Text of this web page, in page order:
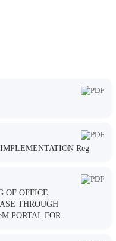
Reg
OF OFFICE
THROUGH
PORTAL FOR